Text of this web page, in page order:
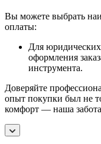
Вы можете выбрать
оплаты:
Для
оформления
инструмента.
Доверяйте
опыт покупки был не
комфорт — наша